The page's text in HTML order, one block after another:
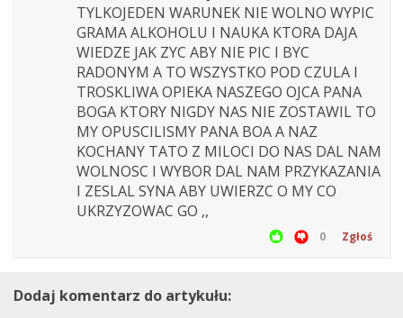
TYLKOJEDEN WARUNEK NIE WOLNO WYPIC
GRAMA ALKOHOLU I NAUKA KTORA DAJA
WIEDZE JAK ZYC ABY NIE PIC I BYC
RADONYM A TO WSZYSTKO POD CZULA I
TROSKLIWA OPIEKA NASZEGO OJCA PANA
BOGA KTORY NIGDY NAS NIE ZOSTAWIL TO
MY OPUSCILISMY PANA BOA A NAZ
KOCHANY TATO Z MILOCI DO NAS DAL NAM
WOLNOSC I WYBOR DAL NAM PRZYKAZANIA
I ZESLAL SYNA ABY UWIERZC O MY CO
UKRZYZOWAC GO ,,
0 Zgłoś
Dodaj komentarz do artykułu: